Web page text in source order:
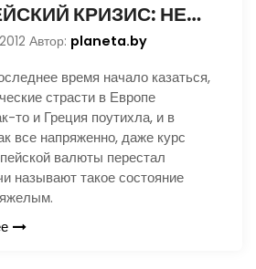
ЕВРОПЕЙСКИЙ КРИЗИС: НЕЖДАННЫЙ УДАР
Автор: planeta.by
время начало казаться,
страсти в Европе
то и Греция поутихла, и в
все напряженно, даже курс
валюты перестал
называют такое состояние
тяжелым.